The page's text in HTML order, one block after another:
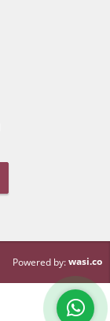
Powered by:wasi.co